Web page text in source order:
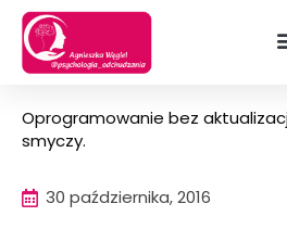
Przejdź
treści
Oprogramowanie bez
smyczy.
30 października, 2016